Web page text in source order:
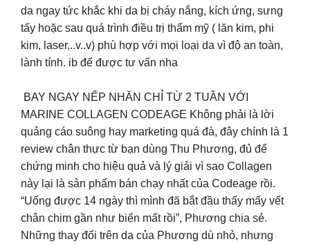
da ngay tức khắc khi da bị cháy nắng, kích ứng, sưng
tấy hoặc sau quá trình điều trị thẩm mỹ ( lăn kim, phi
kim, laser,..v..v) phù hợp với mọi loại da vì độ an toàn,
lành tính. ib để được tư vấn nha
BAY NGAY NẾP NHĂN CHỈ TỪ 2 TUẦN VỚI
MARINE COLLAGEN CODEAGE Không phải là lời
quảng cáo suông hay marketing quá đà, đây chính là 1
review chân thực từ bạn dùng Thu Phương, đủ để
chứng minh cho hiệu quả và lý giải vì sao Collagen
này lại là sản phẩm bán chạy nhất của Codeage rồi.
“Uống được 14 ngày thì mình đã bắt đầu thấy mấy vết
chân chim gần như biến mất rồi”, Phương chia sẻ.
Những thay đổi trên da của Phương dù nhỏ, nhưng